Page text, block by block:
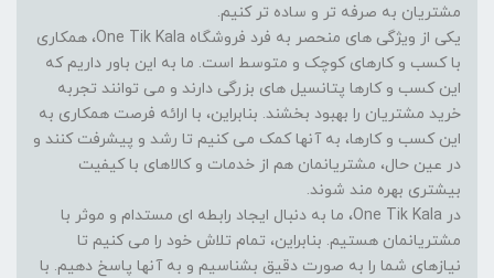
مشتریان به صرفه تر و ساده تر کنیم.
یکی از ویژگی های منحصر به فرد فروشگاه One Tik Kala، همکاری
با کسب و کارهای کوچک و متوسط است. ما به این باور داریم که
این کسب و کارها پتانسیل های بزرگی دارند و می توانند تجربه
خرید مشتریان را بهبود بخشند. بنابراین، با ارائه فرصت همکاری به
این کسب و کارها، به آنها کمک می کنیم تا رشد و پیشرفت کنند و
در عین حال، مشتریانمان هم از خدمات و کالاهای با کیفیت
بیشتری بهره مند شوند.
در One Tik Kala، ما به دنبال ایجاد رابطه ای مستدام و موثر با
مشتریانمان هستیم. بنابراین، تمام تلاش خود را می کنیم تا
نیازهای شما را به صورت دقیق بشناسیم و به آنها پاسخ دهیم. با